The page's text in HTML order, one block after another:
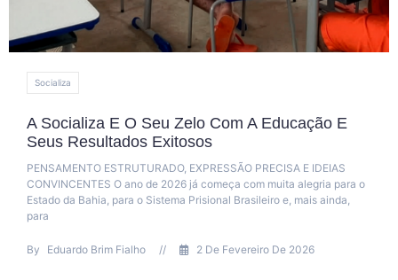
Reeducandos De Itabuna Produzem
Páscoa Para Doação
Internos do Conjunto Penal de Itabuna participaram, entre 7 e
abril, de uma oficina de produção de ovos de Páscoa. A
do projeto “Confecção de Ovos